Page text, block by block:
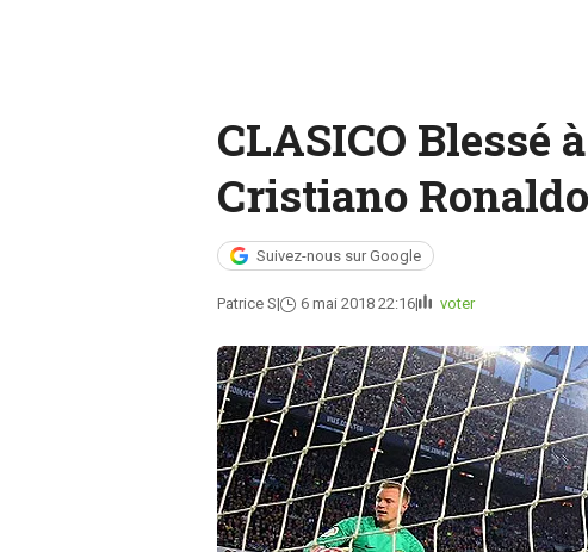
CLASICO Blessé
Cristiano
Suivez-nous sur Google
Patrice S 6 mai 2018 22:16 voter